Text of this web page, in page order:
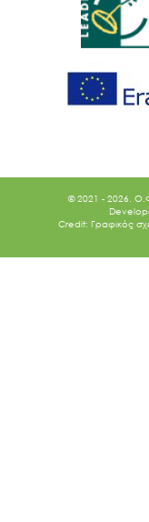
© 2021 - 2026.
Credit: Γραφικός